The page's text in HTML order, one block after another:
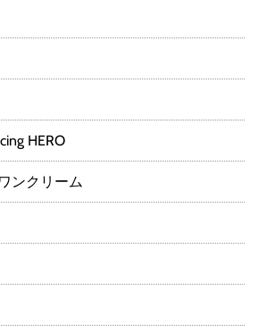
HERO
ンクリーム